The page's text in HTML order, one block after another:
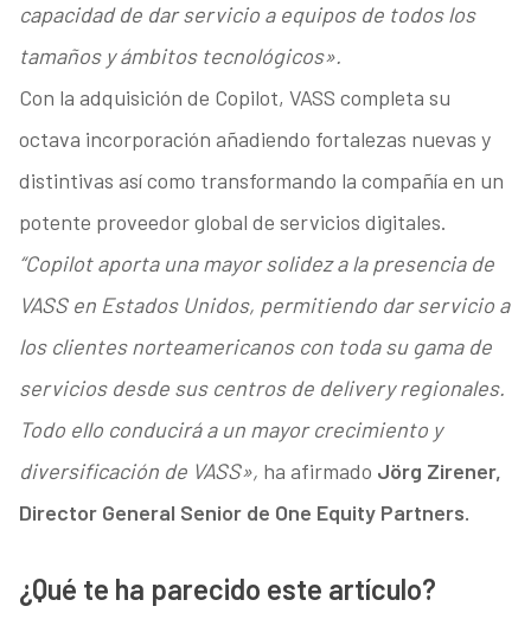
capacidad de dar servicio a equipos de todos los
tamaños y ámbitos tecnológicos».
Con la adquisición de Copilot, VASS completa su
octava incorporación añadiendo fortalezas nuevas y
distintivas así como transformando la compañía en un
potente proveedor global de servicios digitales.
“Copilot aporta una mayor solidez a la presencia de
VASS en Estados Unidos, permitiendo dar servicio a
los clientes norteamericanos con toda su gama de
servicios desde sus centros de delivery regionales.
Todo ello conducirá a un mayor crecimiento y
diversificación de VASS», ha afirmado Jörg Zirener,
Director General Senior de One Equity Partners.
¿Qué te ha parecido este artículo?